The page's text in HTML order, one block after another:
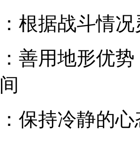
根据战斗情
善用地形优
保持冷静的